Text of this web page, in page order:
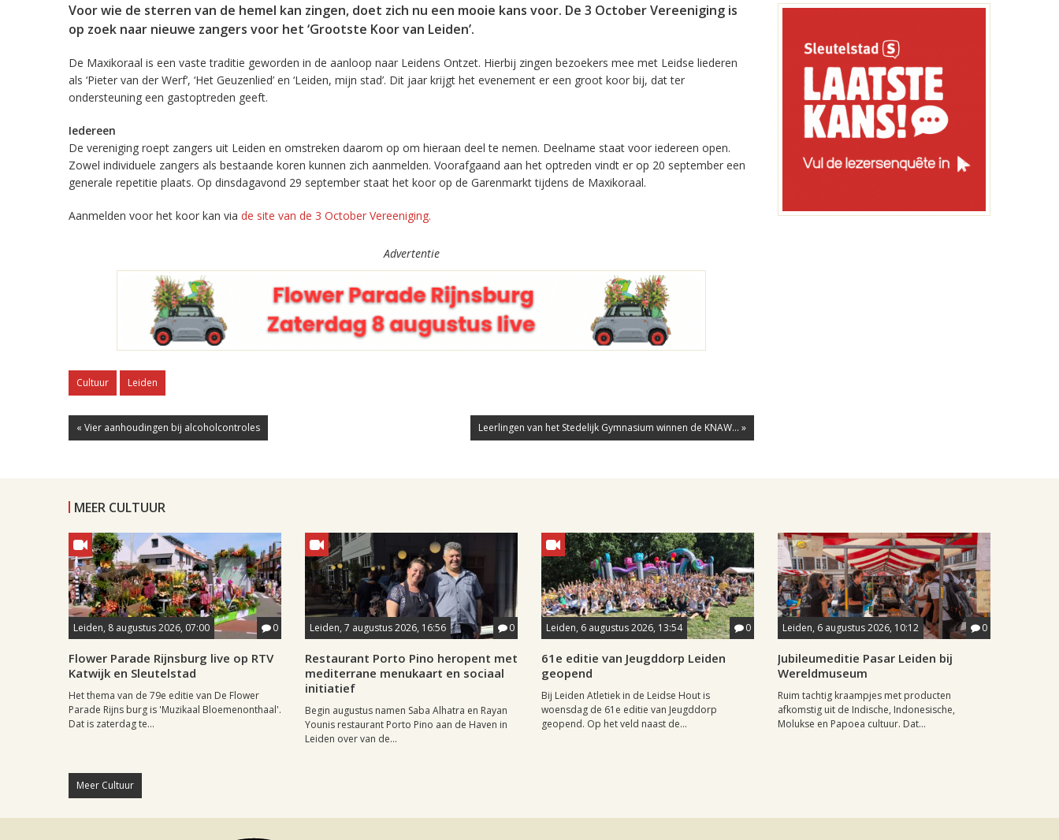
Voor wie de sterren van de hemel kan zingen, doet zich nu een mooie kans voor. De 3 October Vereeniging is
op zoek naar nieuwe zangers voor het ‘Grootste Koor van Leiden’.
De Maxikoraal is een vaste traditie geworden in de aanloop naar Leidens Ontzet. Hierbij zingen bezoekers mee met Leidse liederen
als ‘Pieter van der Werf’, ‘Het Geuzenlied’ en ‘Leiden, mijn stad’. Dit jaar krijgt het evenement er een groot koor bij, dat ter
ondersteuning een gastoptreden geeft.
Iedereen
De vereniging roept zangers uit Leiden en omstreken daarom op om hieraan deel te nemen. Deelname staat voor iedereen open.
Zowel individuele zangers als bestaande koren kunnen zich aanmelden. Voorafgaand aan het optreden vindt er op 20 september een
generale repetitie plaats. Op dinsdagavond 29 september staat het koor op de Garenmarkt tijdens de Maxikoraal.
Aanmelden voor het koor kan via de site van de 3 October Vereeniging.
Advertentie
Cultuur Leiden
« Vier aanhoudingen bij alcoholcontroles Leerlingen van het Stedelijk Gymnasium winnen de KNAW... »
MEER CULTUUR
Leiden, 8 augustus 2026, 07:00 0
Flower Parade Rijnsburg live op RTV
Katwijk en Sleutelstad
Het thema van de 79e editie van De Flower
Parade Rijns burg is 'Muzikaal Bloemenonthaal'.
Dat is zaterdag te...
Leiden, 7 augustus 2026, 16:56 0
Restaurant Porto Pino heropent met
mediterrane menukaart en sociaal
initiatief
Begin augustus namen Saba Alhatra en Rayan
Younis restaurant Porto Pino aan de Haven in
Leiden over van de...
Leiden, 6 augustus 2026, 13:54 0
61e editie van Jeugddorp Leiden
geopend
Bij Leiden Atletiek in de Leidse Hout is
woensdag de 61e editie van Jeugddorp
geopend. Op het veld naast de...
Leiden, 6 augustus 2026, 10:12 0
Jubileumeditie Pasar Leiden bij
Wereldmuseum
Ruim tachtig kraampjes met producten
afkomstig uit de Indische, Indonesische,
Molukse en Papoea cultuur. Dat...
Meer Cultuur